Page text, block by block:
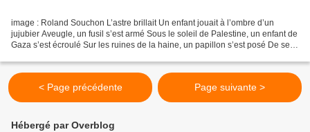
image : Roland Souchon L’astre brillait Un enfant jouait à l’ombre d’un
jujubier Aveugle, un fusil s’est armé Sous le soleil de Palestine, un enfant de
Gaza s’est écroulé Sur les ruines de la haine, un papillon s’est posé De ses
< Page précédente Page suivante >
Hébergé par Overblog